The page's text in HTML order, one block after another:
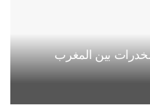
بين المغرب